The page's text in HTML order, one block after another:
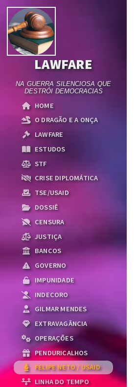
LAWFARE
NA GUERRA SILENCIOSA QUE
DESTRÓI DEMOCRACIAS
HOME
O DRAGÃO E A ONÇA
LAWFARE
ESTUDOS
STF
CRISE DIPLOMÁTICA
TSE/USAID
DOSSIÊ
CENSURA
JUSTIÇA
BANCOS
GOVERNO
IMPUNIDADE
INDECORO
GILMAR MENDES
EXTRAVAGÂNCIA
OPERAÇÕES
PENDURICALHOS
FELIPE NETO / USAID
LINHA DO TEMPO